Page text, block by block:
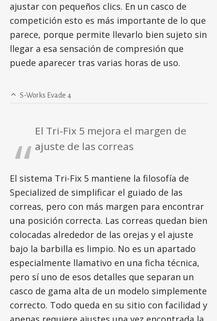
ajustar con pequeños clics. En un casco de
competición esto es más importante de lo que
parece, porque permite llevarlo bien sujeto sin
llegar a esa sensación de compresión que
puede aparecer tras varias horas de uso.
S-Works Evade 4
El Tri-Fix 5 mejora el margen de
ajuste de las correas
El sistema Tri-Fix 5 mantiene la filosofía de
Specialized de simplificar el guiado de las
correas, pero con más margen para encontrar
una posición correcta. Las correas quedan bien
colocadas alrededor de las orejas y el ajuste
bajo la barbilla es limpio. No es un apartado
especialmente llamativo en una ficha técnica,
pero sí uno de esos detalles que separan un
casco de gama alta de un modelo simplemente
correcto. Todo queda en su sitio con facilidad y